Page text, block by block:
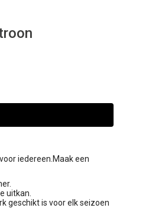
iedereen.Maak een
uitkan.
geschikt is voor elk seizoen